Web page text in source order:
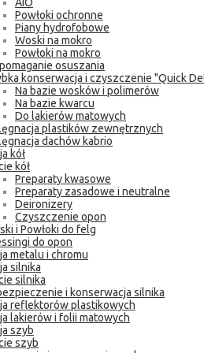
Powłoki ochronne
Piany hydrofobowe
Woski na mokro
Powłoki na mokro
osuszania
konserwacja i czyszczenie "Quick
Na bazie wosków i polimerów
Na bazie kwarcu
Do lakierów matowych
plastików zewnętrznych
dachów kabrio
kół
kół
Preparaty kwasowe
Preparaty zasadowe i neutralne
Deironizery
Czyszczenie opon
i Powłoki do felg
do opon
metalu i chromu
silnika
silnika
i konserwacja silnika
reflektorów plastikowych
lakierów i folii matowych
szyb
szyb